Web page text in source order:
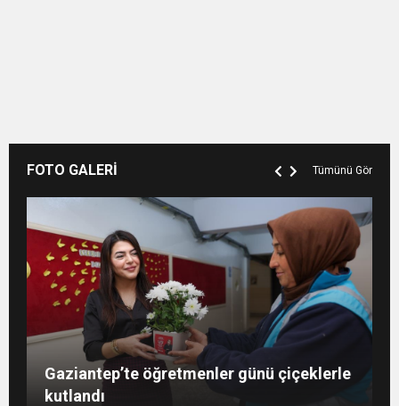
FOTO GALERİ Tümünü Gör
Konukoğlu: Türkiye ekonomisine 11 farklı
sektörde değer katıyoruz
Gaziantep’te öğretmenler günü çiçeklerle
kutlandı
GAÜN’de gri kod tatbikatı gerçeği
Şahin: “İstikbalimizi şekillendirecek olan
sizlersiniz”